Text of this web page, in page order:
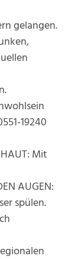
gelangen.
19240
HAUT: Mit
AUGEN:
spülen.